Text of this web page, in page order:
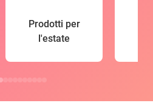
Prodotti per
l'estate